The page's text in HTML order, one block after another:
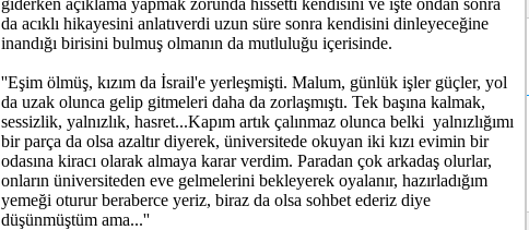
giderken açıklama yapmak zorunda hissetti kendisini ve işte ondan sonra
da acıklı hikayesini anlatıverdi uzun süre sonra kendisini dinleyeceğine
inandığı birisini bulmuş olmanın da mutluluğu içerisinde.
''Eşim ölmüş, kızım da İsrail'e yerleşmişti. Malum, günlük işler güçler, yol
da uzak olunca gelip gitmeleri daha da zorlaşmıştı. Tek başına kalmak,
sessizlik, yalnızlık, hasret...Kapım artık çalınmaz olunca belki yalnızlığımı
bir parça da olsa azaltır diyerek, üniversitede okuyan iki kızı evimin bir
odasına kiracı olarak almaya karar verdim. Paradan çok arkadaş olurlar,
onların üniversiteden eve gelmelerini bekleyerek oyalanır, hazırladığım
yemeği oturur beraberce yeriz, biraz da olsa sohbet ederiz diye
düşünmüştüm ama...''